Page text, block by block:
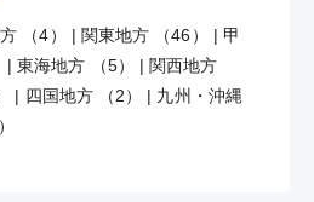
（4） | 関東地方 （46） | 甲
|東海地方 （5） | 関西地方
| 四国地方 （2） | 九州・沖縄